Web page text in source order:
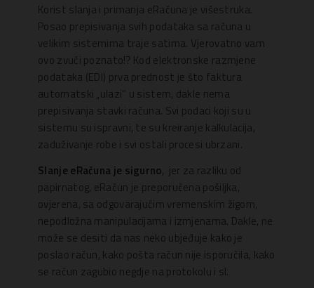
Korist slanja i primanja eRačuna je višestruka.
Posao prepisivanja svih podataka sa računa u
velikim sistemima traje satima. Vjerovatno vam
ovo zvuči poznato!? Kod elektronske razmjene
podataka (EDI) prva prednost je što faktura
automatski „ulazi“ u sistem, dakle nema
prepisivanja stavki računa. Svi podaci koji su u
sistemu su ispravni, te su kreiranje kalkulacija,
zaduživanje robe i svi ostali procesi ubrzani.
Slanje eRačuna je sigurno, jer za razliku od
papirnatog, eRačun je preporučena pošiljka,
ovjerena, sa odgovarajućim vremenskim žigom,
nepodložna manipulacijama i izmjenama. Dakle, ne
može se desiti da nas neko ubjeđuje kako je
poslao račun, kako pošta račun nije isporučila, kako
se račun zagubio negdje na protokolu i sl.